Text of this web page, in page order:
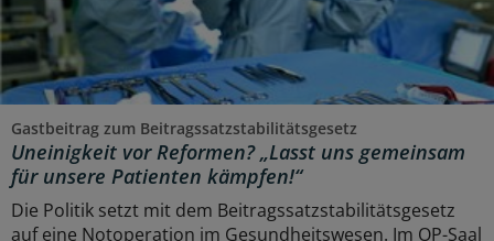
Gastbeitrag zum Beitragssatzstabilitätsgesetz
Uneinigkeit vor Reformen? „Lasst uns gemeinsam
für unsere Patienten kämpfen!“
Die Politik setzt mit dem Beitragssatzstabilitätsgesetz
auf eine Notoperation im Gesundheitswesen. Im OP-Saal